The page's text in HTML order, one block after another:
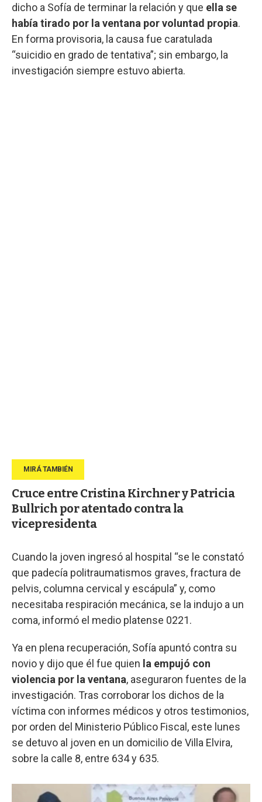
dicho a Sofía de terminar la relación y que ella se
había tirado por la ventana por voluntad propia.
En forma provisoria, la causa fue caratulada
“suicidio en grado de tentativa”; sin embargo, la
investigación siempre estuvo abierta.
Cruce entre Cristina Kirchner y Patricia
Bullrich por atentado contra la
vicepresidenta
Cuando la joven ingresó al hospital “se le constató
que padecía politraumatismos graves, fractura de
pelvis, columna cervical y escápula” y, como
necesitaba respiración mecánica, se la indujo a un
coma, informó el medio platense 0221.
Ya en plena recuperación, Sofía apuntó contra su
novio y dijo que él fue quien la empujó con
violencia por la ventana, aseguraron fuentes de la
investigación. Tras corroborar los dichos de la
víctima con informes médicos y otros testimonios,
por orden del Ministerio Público Fiscal, este lunes
se detuvo al joven en un domicilio de Villa Elvira,
sobre la calle 8, entre 634 y 635.